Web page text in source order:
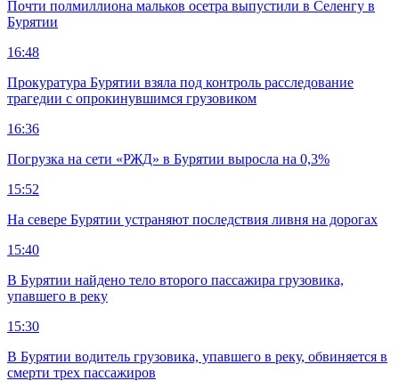
Почти полмиллиона мальков осетра выпустили в Селенгу в
Бурятии
16:48
Прокуратура Бурятии взяла под контроль расследование
трагедии с опрокинувшимся грузовиком
16:36
Погрузка на сети «РЖД» в Бурятии выросла на 0,3%
15:52
На севере Бурятии устраняют последствия ливня на дорогах
15:40
В Бурятии найдено тело второго пассажира грузовика,
упавшего в реку
15:30
В Бурятии водитель грузовика, упавшего в реку, обвиняется в
смерти трех пассажиров